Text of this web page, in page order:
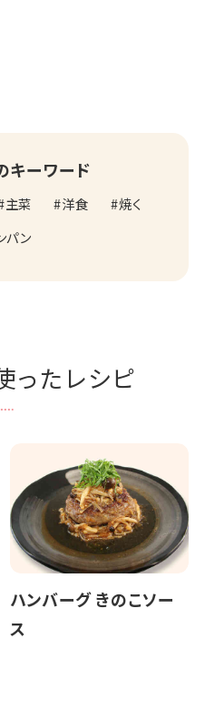
キーワード
主菜 洋食
焼く
パン
ったレシピ
ハンバーグ きのこソー
ス